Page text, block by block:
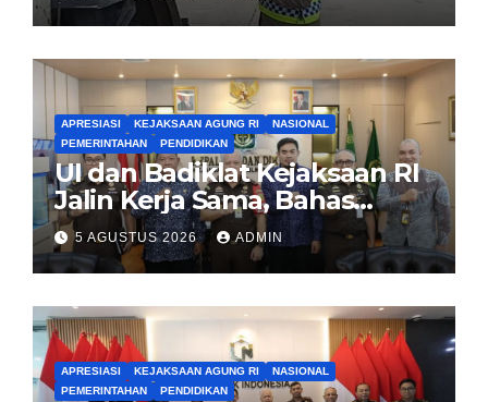
APRESIASI KEJAKSAAN AGUNG RI
NASIONAL
PEMERINTAHAN
PENDIDIKAN
UI dan Badiklat Kejaksaan RI
Jalin Kerja Sama, Bahas
Pembentukan Pusat Studi
Kajian Kejaksaan
5 AGUSTUS 2026 ADMIN
APRESIASI KEJAKSAAN AGUNG RI
NASIONAL
PEMERINTAHAN
PENDIDIKAN